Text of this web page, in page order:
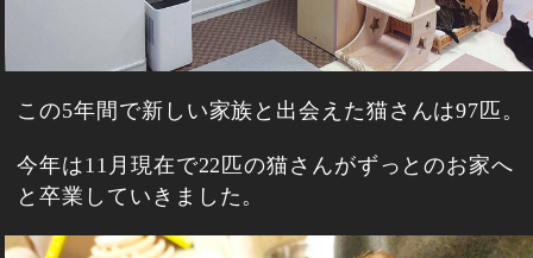
この5年間で新しい家族と出会えた猫さんは97匹。
今年は11月現在で22匹の猫さんがずっとのお家へ
と卒業していきました。